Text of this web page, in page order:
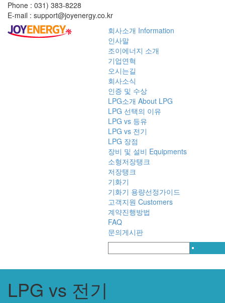
Phone : 031) 383-8228
E-mail : support@joyenergy.co.kr
회사소개 Information
인사말
조이에너지 소개
기업연혁
오시는길
회사소식
인증 및 수상
LPG소개 About LPG
LPG 선택의 이유
LPG vs 등유
LPG vs 전기
LPG 장점
장비 및 설비 Equipments
소형저장탱크
저장탱크
기화기
기화기 용량선정가이드
고객지원 Customers
계약진행방법
FAQ
문의게시판
LPG vs 전기